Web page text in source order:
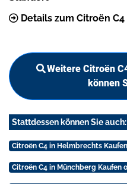
Details zum Citroën
Weitere Citroën
können
Stattdessen können Sie auch:
Citroën C4 in Helmbrechts
Citroën C4 in Münchberg Kaufen